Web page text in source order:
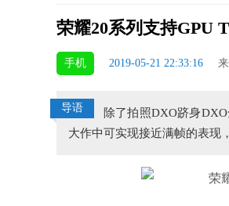
荣耀20系列支持GPU
手机 2019-05-21 22:33:16
导语
除了拍照DXO跻身
大作中可实现接近满帧的表现